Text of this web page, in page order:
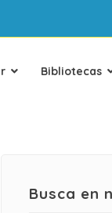
Bibliotecas
Busca en